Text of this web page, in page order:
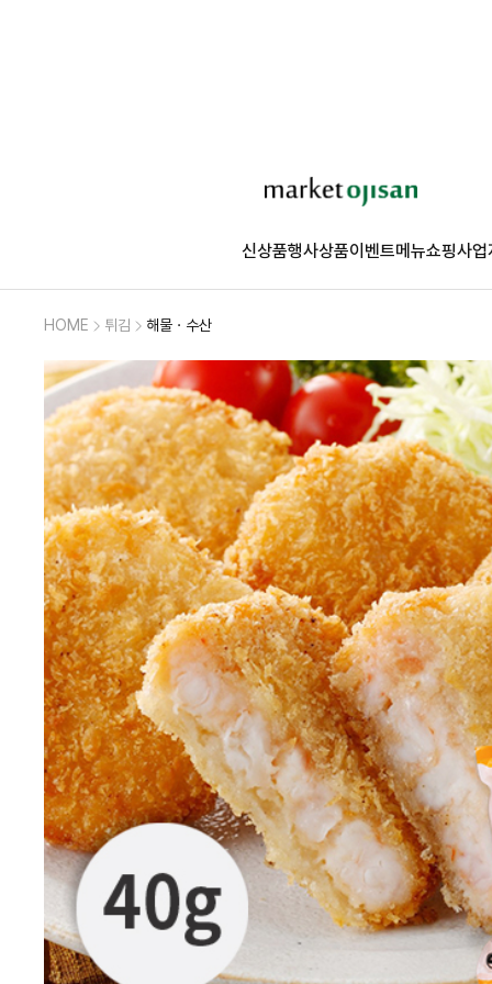
신상품행사상품이벤트메뉴쇼핑사업
HOME 튀김 해물ㆍ수산